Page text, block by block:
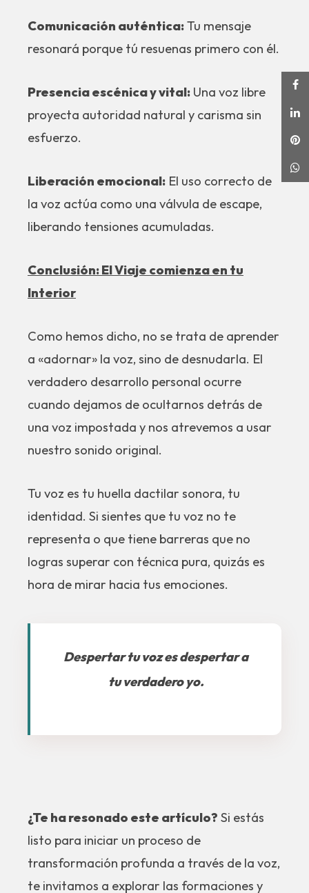
Comunicación auténtica:Tu mensaje
resonará porque tú resuenas primero con él.
Presencia escénica y vital: Una voz libre
proyecta autoridad natural y carisma sin
esfuerzo.
Liberación emocional: El uso correcto de
la voz actúa como una válvula de escape,
liberando tensiones acumuladas.
Conclusión: El Viaje comienza en tu
Interior
Como hemos dicho, no se trata de aprender
a «adornar» la voz, sino de desnudarla. El
verdadero desarrollo personal ocurre
cuando dejamos de ocultarnos detrás de
una voz impostada y nos atrevemos a usar
nuestro sonido original.
Tu voz es tu huella dactilar sonora, tu
identidad. Si sientes que tu voz no te
representa o que tiene barreras que no
logras superar con técnica pura, quizás es
hora de mirar hacia tus emociones.
Despertar tu voz es despertar a
tu verdadero yo.
¿Te ha resonado este artículo? Si estás
listo para iniciar un proceso de
transformación profunda a través de la voz,
te invitamos a explorar las formaciones y